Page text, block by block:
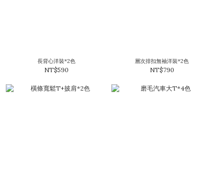
長背心洋裝*2色
NT$590
層次排扣無袖洋裝*2色
NT$790